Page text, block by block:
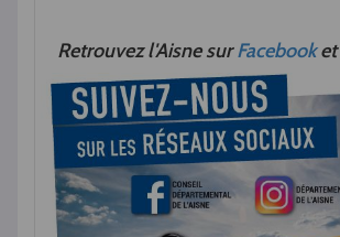
Retrouvez l'Aisne surFacebooket